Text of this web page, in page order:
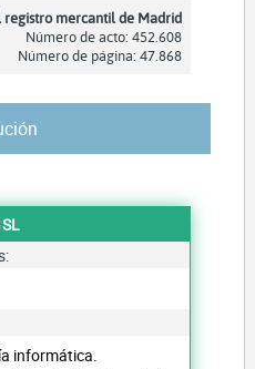
registro mercantil de Madrid
Número de acto: 452.608
Número de página: 47.868
informática.